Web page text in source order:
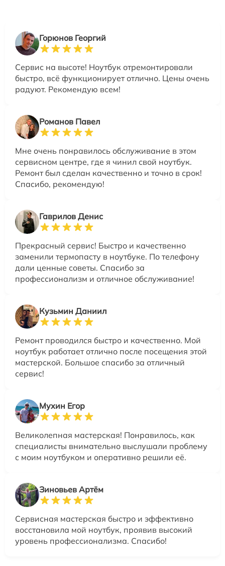
Горюнов Георгий
Сервис на высоте! Ноутбук отремонтировали
быстро, всё функционирует отлично. Цены очень
радуют. Рекомендую всем!
Романов Павел
Мне очень понравилось обслуживание в этом
сервисном центре, где я чинил свой ноутбук.
Ремонт был сделан качественно и точно в срок!
Спасибо, рекомендую!
Гаврилов Денис
Прекрасный сервис! Быстро и качественно
заменили термопасту в ноутбуке. По телефону
дали ценные советы. Спасибо за
профессионализм и отличное обслуживание!
Кузьмин Даниил
Ремонт проводился быстро и качественно. Мой
ноутбук работает отлично после посещения этой
мастерской. Большое спасибо за отличный
сервис!
Мухин Егор
Великолепная мастерская! Понравилось, как
специалисты внимательно выслушали проблему
с моим ноутбуком и оперативно решили её.
Зиновьев Артём
Сервисная мастерская быстро и эффективно
восстановила мой ноутбук, проявив высокий
уровень профессионализма. Спасибо!